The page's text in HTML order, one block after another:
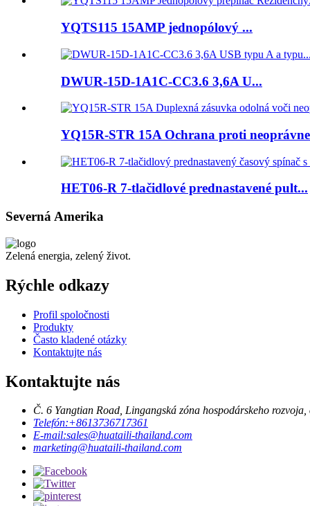
YQTS115 15AMP jednopólový ...
DWUR-15D-1A1C-CC3.6 3,6A U...
YQ15R-STR 15A Ochrana proti
HET06-R 7-tlačidlové prednastavené pult...
Severná Amerika
Zelená energia, zelený život.
Rýchle odkazy
Profil spoločnosti
Produkty
Často kladené otázky
Kontaktujte nás
Kontaktujte nás
Č. 6 Yangtian Road, Lingangská zóna hospodárskeho
Telefón:+8613736717361
E-mail:sales@huataili-thailand.com
marketing@huataili-thailand.com